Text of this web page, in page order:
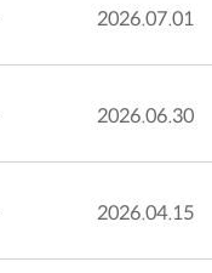
2026.07.01
2026.06.30
2026.04.15